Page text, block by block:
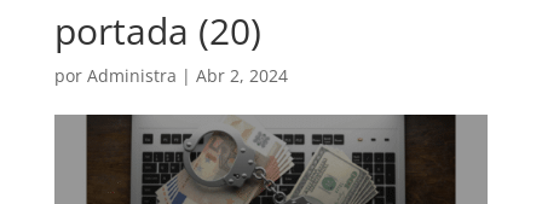
portada (20)
por Administra | Abr 2, 2024